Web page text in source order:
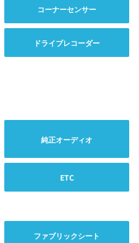
コーナーセンサー
ドライブレコーダー
純正オーディオ
ETC
ファブリックシート